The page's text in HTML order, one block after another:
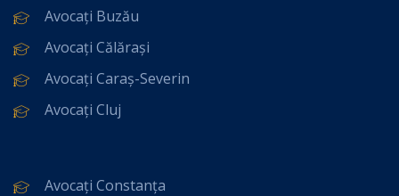
Avocați Buzău
Avocați Călărași
Avocați Caraș-Severin
Avocați Cluj
Avocați Constanța